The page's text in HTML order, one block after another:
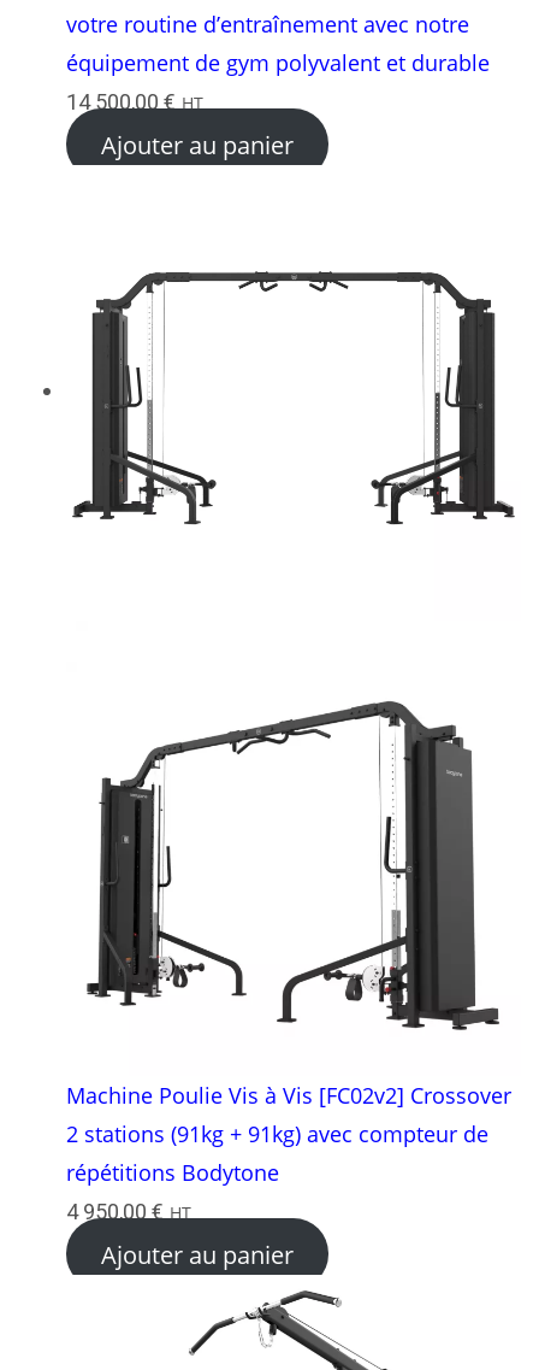
votre routine d’entraînement avec notre
équipement de gym polyvalent et durable
14 500,00 € HT
Ajouter au panier
Machine Poulie Vis à Vis [FC02v2] Crossover
2 stations (91kg + 91kg) avec compteur de
répétitions Bodytone
4 950,00 € HT
Ajouter au panier